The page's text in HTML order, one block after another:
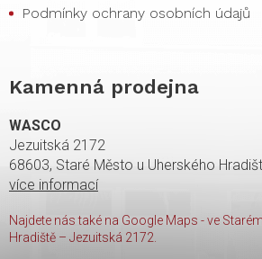
Podmínky ochrany osobních údajů
Kamenná prodejna
WASCO
Jezuitská 2172
68603, Staré Město u Uherského
více informací
Najdete nás také na Google Maps - ve
Hradiště – Jezuitská 2172.